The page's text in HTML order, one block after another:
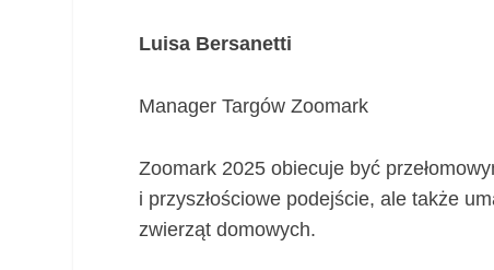
Luisa Bersanetti
Manager Targów Zoomark
Zoomark 2025 obiecuje być
i przyszłościowe podejście, ale także
zwierząt domowych.